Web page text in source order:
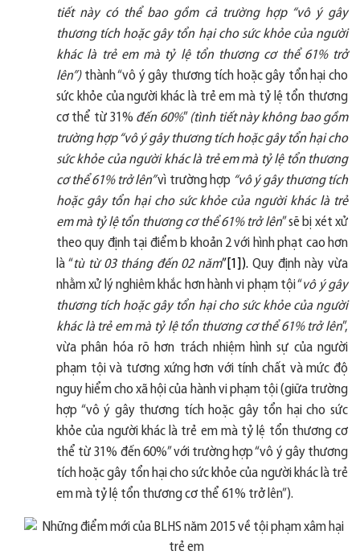
tiết này có thể bao gồm cả trường hợp “vô ý gây
thương tích hoặc gây tổn hại cho sức khỏe của người
khác là trẻ em mà tỷ lệ tổn thương cơ thể 61% trở
lên”)thành “vô ý gây thương tích hoặc gây tổn hại cho
sức khỏe của người khác là trẻ em mà tỷ lệ tổn thương
cơ thể từ 31% đến 60%” (tình tiết này không bao gồm
trường hợp “vô ý gây thương tích hoặc gây tổn hại cho
sức khỏe của người khác là trẻ em mà tỷ lệ tổn thương
cơ thể 61% trở lên”vì trường hợp “vô ý gây thương tích
hoặc gây tổn hại cho sức khỏe của người khác là trẻ
em mà tỷ lệ tổn thương cơ thể 61% trở lên” sẽ bị xét xử
theo quy định tại điểm b khoản 2 với hình phạt cao hơn
là “tù từ 03 tháng đến 02 năm”[1]).Quy định này vừa
nhằm xử lý nghiêm khắc hơn hành vi phạm tội “vô ý gây
thương tích hoặc gây tổn hại cho sức khỏe của người
khác là trẻ em mà tỷ lệ tổn thương cơ thể 61% trở lên”,
vừa phân hóa rõ hơn trách nhiệm hình sự của người
phạm tội và tương xứng hơn với tính chất và mức độ
nguy hiểm cho xã hội của hành vi phạm tội (giữa trường
hợp “vô ý gây thương tích hoặc gây tổn hại cho sức
khỏe của người khác là trẻ em mà tỷ lệ tổn thương cơ
thể từ 31% đến 60%” với trường hợp “vô ý gây thương
tích hoặc gây tổn hại cho sức khỏe của người khác là trẻ
em mà tỷ lệ tổn thương cơ thể 61% trở lên”).